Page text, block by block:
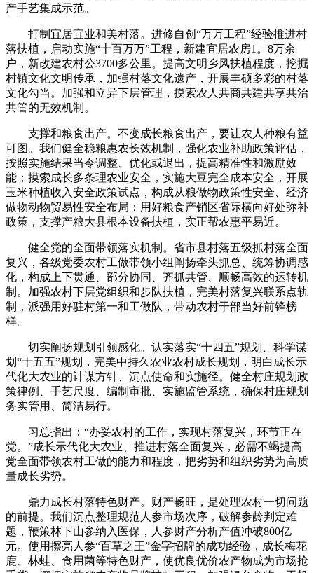
产手艺集成示范。
打制宜居宜业和美村落。进修自创“万万工程”经验推进村
落扶植，启动实施“十百万万”工程，新建宜居农房1。8万余
户，新改建农村公3700多公里。提高文明乡风扶植程度，挖掘
村镇文化文明传承，加强村落文化遗产，开展丰硕多彩的村落
文化勾当。加强和立异下层管理，摸索农人共商共建共享共治
共管的无效机制。
支撑和粮食出产。不变成长粮食出产，要让农人种粮有益
可图。我们健全稳粮惠农长效机制，强化农业补助政策评估，
按照实施结果当令调整、优化或退出，提高精准性和激励效
能；摸索成长多条理农业安全，实施大豆完全成本安全，开展
玉米种植收入安全政策试点，构成从粮做物政策性安全、经济
做物动物贸易性安全布局；用好粮食产销区省际横向好处弥补
政策，支撑产粮大县根本设备扶植，实正帮农惠平易近。
健全党的全面带领落实机制。省市县村落五级抓村落全面
复兴，各级党委农村工做带领小组阐扬牵头抓总、统筹协调感
化，构成上下贯通、部分协同、齐抓共管、顺畅高效的运转机
制。加强农村下层党组织和步队扶植，完美村落复兴联系点轨
制，派强用好驻村第一和工做队，带动农村干部当好前锋榜
样。
切实阐扬规划引领感化。认实落实“十四五”规划、科学谋
划“十五五”规划，完美中持久农业农村成长规划，明白成长示
代化大农业的计谋方针、沉点使命和实施径。健全村庄规划政
策律例、手艺尺度、编制审批、实施监管系统，确保村庄规划
务实管用、简洁易行。
习总指出：“办妥农村的工作，实现村落复兴，环节正在
党。”成长示代化大农业、推进村落全面复兴，必需不竭提高
党全面带领农村工做的能力和程度，把劣势和组织劣势为高质
量成长劣势。
鼎力成长村落特色财产。财产畅旺，是处理农村一切问题
的前提。我们沉点整理规范人参市场次序，破解参龄判定难
题，鞭策林下山参纳入医保，人参财产分析产值冲破800亿
元。使用擦亮人参“百草之王”金字招牌的成功经验，成长梅花
鹿、林蛙、食用菌等特色财产，使优良优价农产物成为市场抢